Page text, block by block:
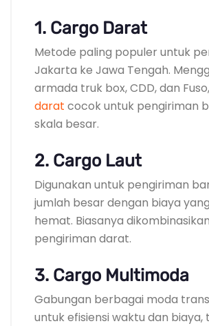
1. Cargo Darat
Metode paling populer untuk
Jakarta ke Jawa Tengah.
armada truk box, CDD, dan Fuso,
darat cocok untuk pengiriman
skala besar.
2. Cargo Laut
Digunakan untuk pengiriman
jumlah besar dengan biaya
hemat. Biasanya
pengiriman darat.
3. Cargo Multimoda
Gabungan berbagai moda
untuk efisiensi waktu dan